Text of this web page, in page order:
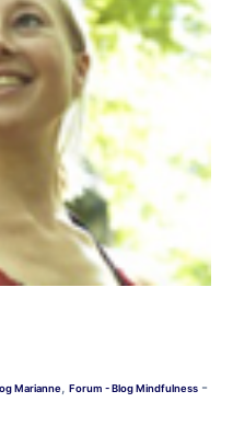
Marianne, Forum - Blog Mindfulness -